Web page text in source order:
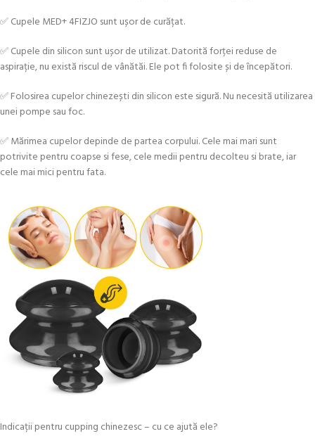
✅ Cupele MED+ 4FIZJO sunt ușor de curățat.
✅ Cupele din silicon sunt ușor de utilizat. Datorită forței reduse de
aspirație, nu există riscul de vânătăi. Ele pot fi folosite și de începători.
✅ Folosirea cupelor chinezești din silicon este sigură. Nu necesită utilizarea
unei pompe sau foc.
✅ Mărimea cupelor depinde de partea corpului. Cele mai mari sunt
potrivite pentru coapse si fese, cele medii pentru decolteu si brate, iar
cele mai mici pentru fata.
Indicații pentru cupping chinezesc – cu ce ajută ele?